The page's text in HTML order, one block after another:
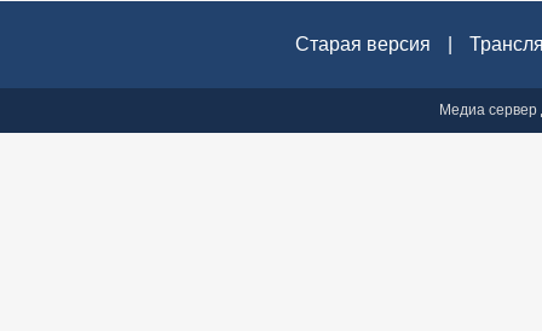
Старая версия
Медиа